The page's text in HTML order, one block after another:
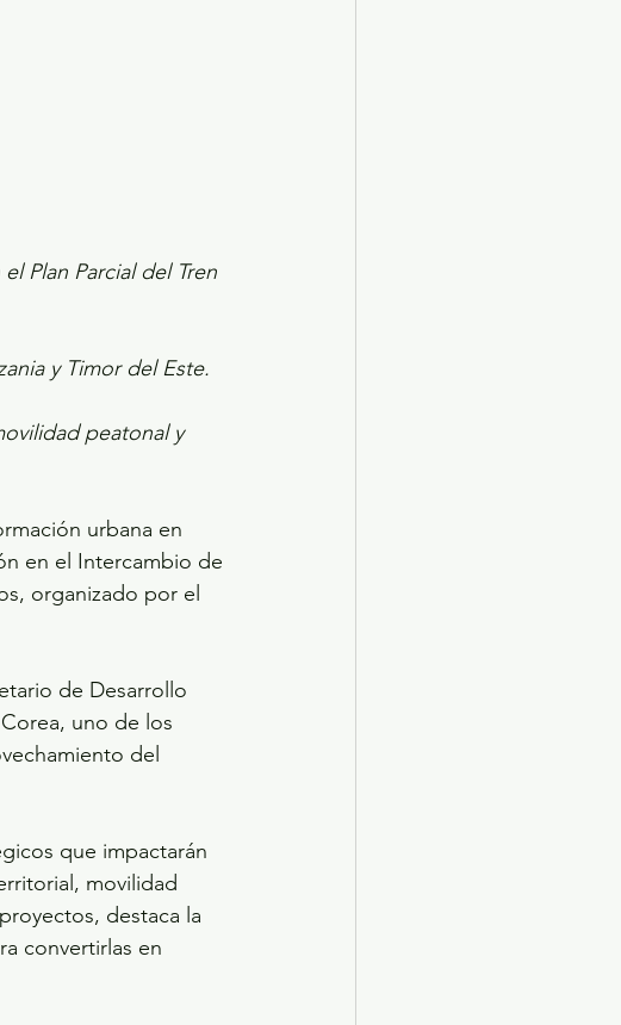
Plan Parcial del Tren
y Timor del Este.
peatonal y
en el Intercambio de
organizado por el
de Desarrollo
uno de los
del
que impactarán
movilidad
destaca la
convertirlas en